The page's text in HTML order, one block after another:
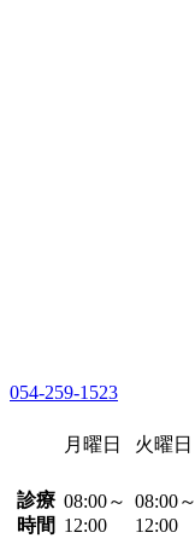
054-259-1523
月曜日 火曜日
診療
時間
08:00～
12:00
08:00～
12:00